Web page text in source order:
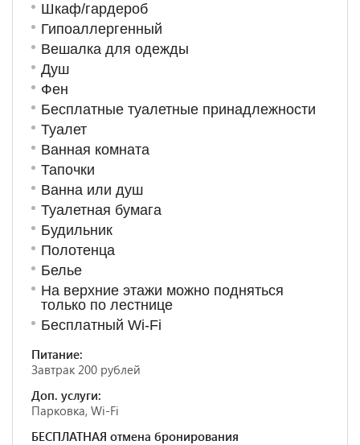
Шкаф/гардероб
Гипоаллергенный
Вешалка для одежды
Душ
Фен
Бесплатные туалетные принадлежности
Туалет
Ванная комната
Тапочки
Ванна или душ
Туалетная бумага
Будильник
Полотенца
Белье
На верхние этажи можно подняться
только по лестнице
Бесплатный Wi-Fi
Питание:
Завтрак 200 рублей
Доп. услуги:
Парковка, Wi-Fi
БЕСПЛАТНАЯ отмена бронирования